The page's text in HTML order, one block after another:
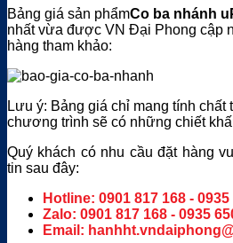
Bảng giá sản phẩmCo ba nhánh
nhất vừa được VN Đại Phong cập
hàng tham khảo:
Lưu ý: Bảng giá chỉ mang tính chất
chương trình sẽ có những chiết
Quý khách có nhu cầu đặt hàng
tin sau đây:
Hotline: 0901 817 168 - 0935
Zalo: 0901 817 168 - 0935
Email: